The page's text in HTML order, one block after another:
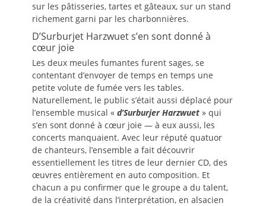
sur les pâtisseries, tartes et gâteaux, sur un stand
richement garni par les charbonnières.
D’Surburjet Harzwuet s’en sont donné à
cœur joie
Les deux meules fumantes furent sages, se
contentant d’envoyer de temps en temps une
petite volute de fumée vers les tables.
Naturellement, le public s’était aussi déplacé pour
l’ensemble musical « d’Surburjer Harzwuet » qui
s’en sont donné à cœur joie — à eux aussi, les
concerts manquaient. Avec leur réputé quatuor
de chanteurs, l’ensemble a fait découvrir
essentiellement les titres de leur dernier CD, des
œuvres entièrement en auto composition. Et
chacun a pu confirmer que le groupe a du talent,
de la créativité dans l’interprétation, en alsacien